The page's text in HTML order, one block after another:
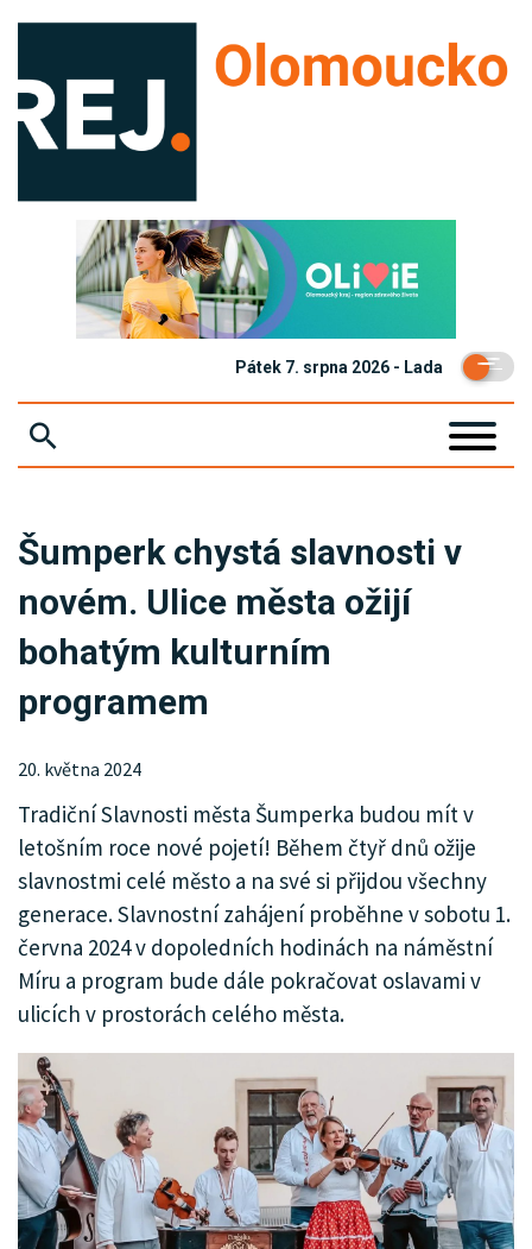
Pátek 7. srpna 2026 - Lada
KRIMI
SPORT
KULTURA
SPOLEČNOST
HISTORIE
MHD
INZERCE
ARCHIV
Šumperk chystá slavnosti v
novém. Ulice města ožijí
bohatým kulturním
programem
20. května 2024
Tradiční Slavnosti města Šumperka budou mít v
letošním roce nové pojetí! Během čtyř dnů ožije
slavnostmi celé město a na své si přijdou všechny
generace. Slavnostní zahájení proběhne v sobotu 1.
června 2024 v dopoledních hodinách na náměstní
Míru a program bude dále pokračovat oslavami v
ulicích v prostorách celého města.